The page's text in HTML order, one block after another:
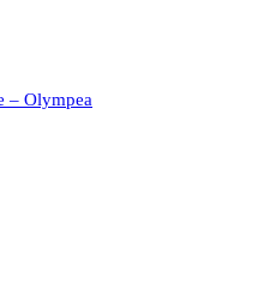
– Olympea